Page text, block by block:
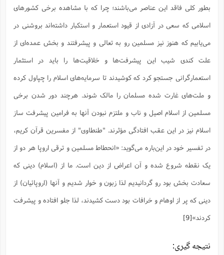
بطور کلی فاقد این عناصر می‌باشند؛ چرا که با مشاهده برخی کشورهای
اسلامی که سعی در آزادی از قیود استعمار و استکبار داشته‌اند بروشنی در
می‌یابیم که هنوز نیز مسلمین رو به تعالی و پیشرفتند و بخش عمده‌ای از
علت کندی شیب این پیشرفت‌ها و خلاقیت‌ها را باید در استثمار
استعمارگرانی جستجو کرد که کوشیدند تا سرمایه‌های اسلام را چپاول کرده
و ملت‌های غارت شده مسلمان را مالک شوند. هرچند دور شدن برخی
مسلمین از اسلام اصیل و ناب و ملتزم نبودن آنها به فرامین پیشرفت ساز
اسلام نیز در این عقب افتادگی مؤثرند. "طنطاوی" از مفسرین قرآن کریم،
در تفسیر خود در این‌باره می‌گوید: «انحطاط مسلمین و ترقی اروپا هر دو از
یک نقطه شروع شده و آن اعراض از دین است. ما از (اسلام) دینی که
سعادت بخش بود رو گردانیدیم لذا زبون و خوار شدیم و آنها (اروپائیان) از
دینی که پر از اوهام و خرافات بود دست کشیدند، لذا جلو افتاده و پیشرفت
کردند»[9]
نتیجه گیری: